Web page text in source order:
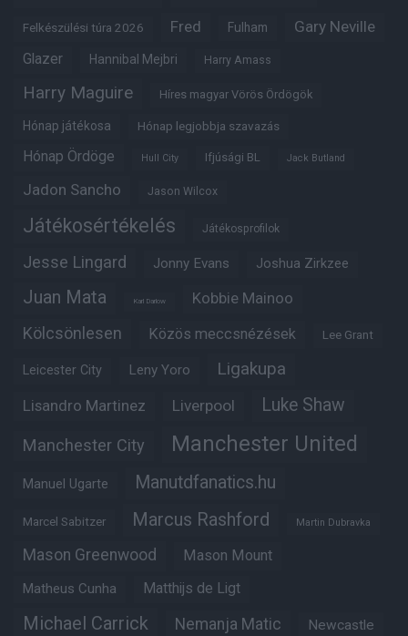
Felkészülési túra 2026 Fred Fulham Gary Neville
Glazer Hannibal Mejbri Harry Amass
Harry Maguire Híres magyar Vörös Ördögök
Hónap játékosa Hónap legjobbja szavazás
Hónap Ördöge Hull City Ifjúsági BL Jack Butland
Jadon Sancho Jason Wilcox
Játékosértékelés Játékosprofilok
Jesse Lingard Jonny Evans Joshua Zirkzee
Juan Mata Karl Darlow Kobbie Mainoo
Kölcsönlesen Közös meccsnézések Lee Grant
Leicester City Leny Yoro Ligakupa
Lisandro Martinez Liverpool Luke Shaw
Manchester City Manchester United
Manuel Ugarte Manutdfanatics.hu
Marcel Sabitzer Marcus Rashford Martin Dubravka
Mason Greenwood Mason Mount
Matheus Cunha Matthijs de Ligt
Michael Carrick Nemanja Matic Newcastle